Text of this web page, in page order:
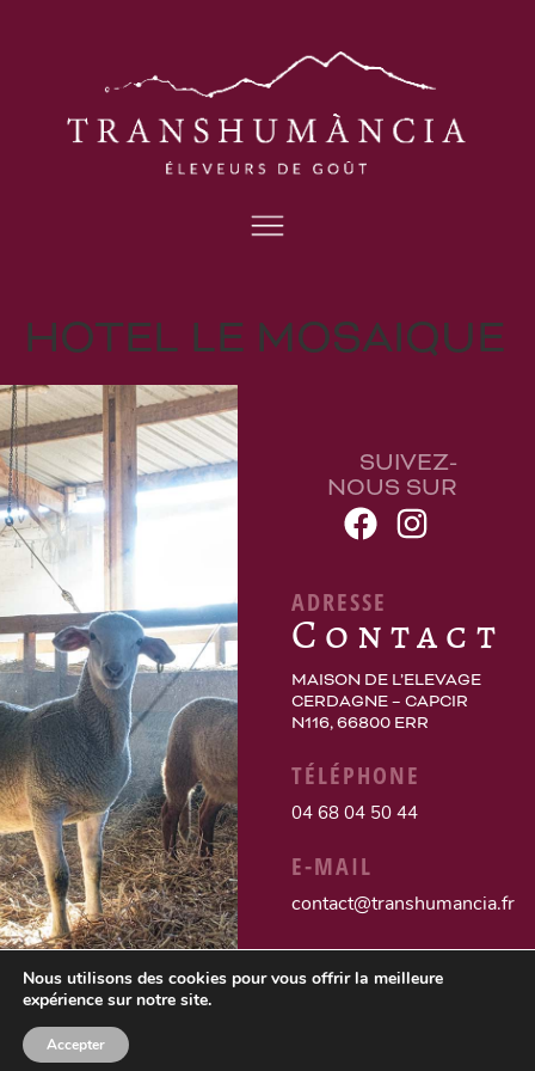
HOTEL LE MOSAIQUE
SUIVEZ-
NOUS SUR
ADRESSE
Contact
MAISON DE L’ELEVAGE
CERDAGNE – CAPCIR
N116, 66800 ERR
TÉLÉPHONE
04 68 04 50 44
E-MAIL
contact@transhumancia.fr
Nous utilisons des cookies pour vous offrir la meilleure
expérience sur notre site.
Accepter